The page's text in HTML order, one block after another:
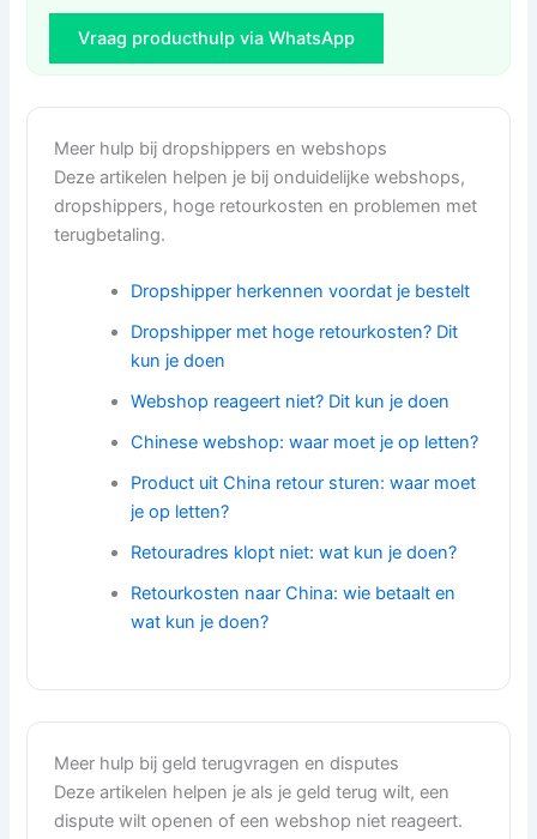
Vraag producthulp via WhatsApp
Meer hulp bij dropshippers en webshops
Deze artikelen helpen je bij onduidelijke webshops,
dropshippers, hoge retourkosten en problemen met
terugbetaling.
Dropshipper herkennen voordat je bestelt
Dropshipper met hoge retourkosten? Dit
kun je doen
Webshop reageert niet? Dit kun je doen
Chinese webshop: waar moet je op letten?
Product uit China retour sturen: waar moet
je op letten?
Retouradres klopt niet: wat kun je doen?
Retourkosten naar China: wie betaalt en
wat kun je doen?
Meer hulp bij geld terugvragen en disputes
Deze artikelen helpen je als je geld terug wilt, een
dispute wilt openen of een webshop niet reageert.